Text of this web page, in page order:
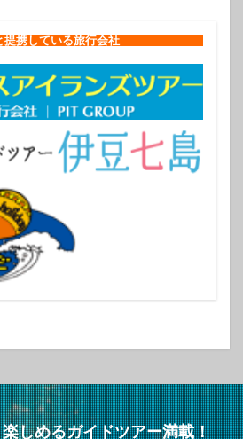
提携している旅行会社
しめるガイドツアー満載！